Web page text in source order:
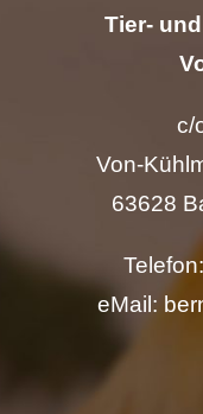
Tier-
c/
Von-
63628
eMail: